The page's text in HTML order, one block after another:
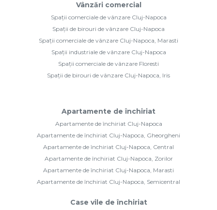
Vânzări comercial
Spații comerciale de vânzare Cluj-Napoca
Spații de birouri de vânzare Cluj-Napoca
Spații comerciale de vânzare Cluj-Napoca, Marasti
Spații industriale de vânzare Cluj-Napoca
Spații comerciale de vânzare Floresti
Spații de birouri de vânzare Cluj-Napoca, Iris
Apartamente de închiriat
Apartamente de închiriat Cluj-Napoca
Apartamente de închiriat Cluj-Napoca, Gheorgheni
Apartamente de închiriat Cluj-Napoca, Central
Apartamente de închiriat Cluj-Napoca, Zorilor
Apartamente de închiriat Cluj-Napoca, Marasti
Apartamente de închiriat Cluj-Napoca, Semicentral
Case vile de închiriat